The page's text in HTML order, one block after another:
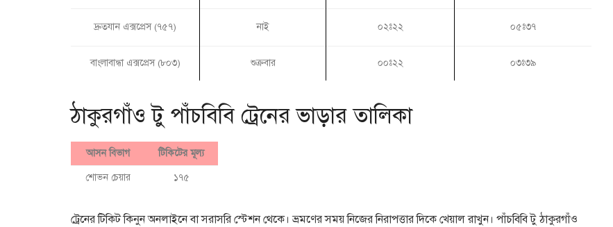
দ্রুতযান এক্সপ্রেস (৭৫৭) নাই ০২ঃ২২ ০৫ঃ৩৭
বাংলাবান্ধা এক্সপ্রেস (৮০৩) শুক্রবার ০০ঃ২২ ০৩ঃ৩৯
ঠাকুরগাঁও টু পাঁচবিবি ট্রেনের ভাড়ার তালিকা
আসন বিভাগ টিকিটের মূল্য
শোভন চেয়ার ১৭৫
ট্রেনের টিকিট কিনুন অনলাইনে বা সরাসরি স্টেশন থেকে। ভ্রমণের সময় নিজের নিরাপত্তার দিকে খেয়াল রাখুন। পাঁচবিবি টু ঠাকুরগাঁও